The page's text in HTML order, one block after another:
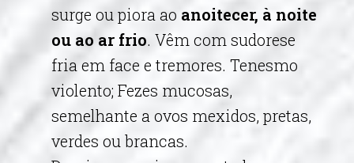
surge ou piora ao anoitecer, à noite
ou ao ar frio. Vêm com sudorese
fria em face e tremores. Tenesmo
violento; Fezes mucosas,
semelhante a ovos mexidos, pretas,
verdes ou brancas.